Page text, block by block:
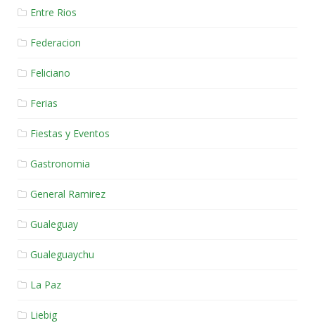
Entre Rios
Federacion
Feliciano
Ferias
Fiestas y Eventos
Gastronomia
General Ramirez
Gualeguay
Gualeguaychu
La Paz
Liebig